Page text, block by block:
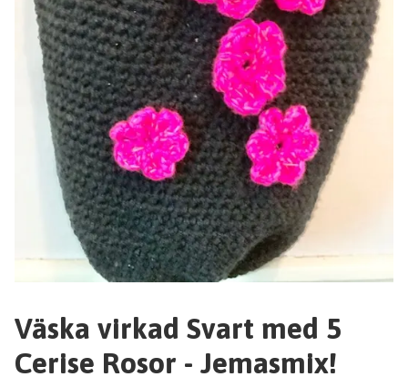
Väska virkad Svart med 5
Cerise Rosor - Jemasmix!